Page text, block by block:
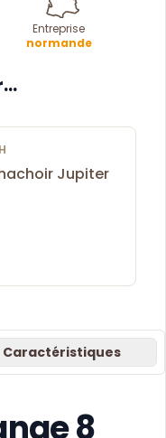
Entreprise
normande
Jupiter
Caractéristiques
8